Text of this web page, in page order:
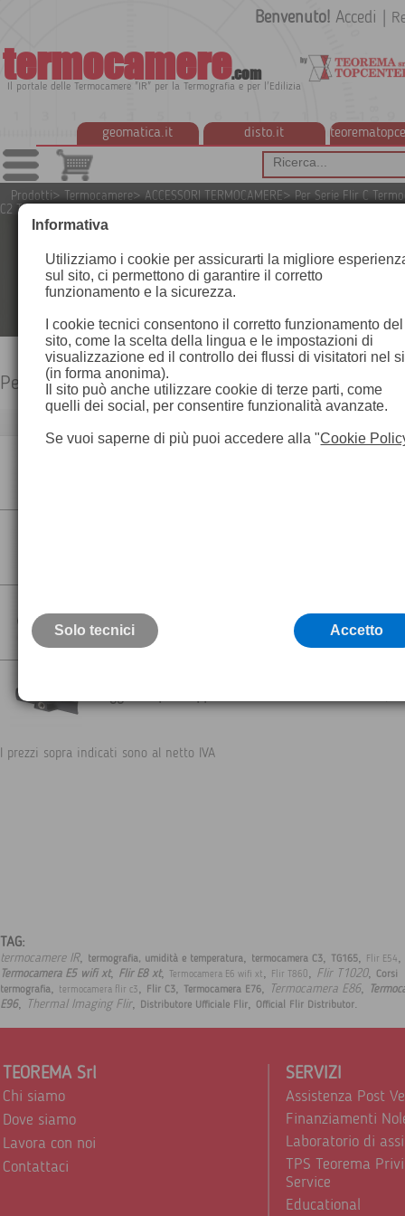
termocamere.com
Il portale delle Termocamere "IR" per la Termografia e per l'Edilizia
geomatica.it disto.it
Benvenuto! Accedi
Prodotti> Termocamere> ACCESSORI TERMOCAMERE> Per Serie Flir C
C2 Termocamera C3
Per Serie Flir C Termocamera C2 Termocamera C3
Custodia morbida
I prezzi sopra indicati sono al netto IVA
TAG:
termocamere IR, termografia, umidità e temperatura, termocamera C3, TG165, Flir E54,
Termocamera E5 wifi xt, Flir E8 xt, Termocamera E6 wifi xt, Flir T860, Flir T1020, Corsi
termografia, termocamera flir c3, Flir C3, Termocamera E76, Termocamera E86,
E96, Thermal Imaging Flir, Distributore Ufficiale Flir, Official Flir Distributor.
TEOREMA Srl
Chi siamo
Dove siamo
Lavora con noi
Contattaci
SERVIZI
Assistenza Post
Finanziamenti
Laboratorio di
TPS Teorema
Service
Educational
Informativa
Utilizziamo i cookie per assicurarti la migliore
sul sito, ci permettono di garantire il corretto
funzionamento e la sicurezza.
I cookie tecnici consentono il corretto funzionamento del
sito, come la scelta della lingua e le impostazioni di
visualizzazione ed il controllo dei flussi di visitatori nel
(in forma anonima).
Il sito può anche utilizzare cookie di terze parti, come
quelli dei social, per consentire funzionalità avanzate.
Se vuoi saperne di più puoi accedere alla "Cookie
Solo tecnici Accetto